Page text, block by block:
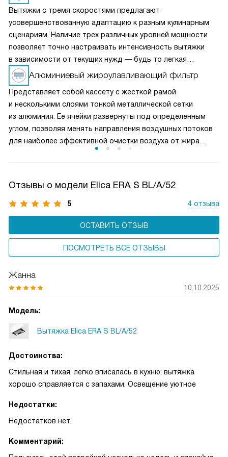
Вытяжки с тремя скоростями предлагают
усовершенствованную адаптацию к разным кулинарным
сценариям. Наличие трех различных уровней мощности
позволяет точно настраивать интенсивность вытяжки
в зависимости от текущих нужд — будь то легкая
вентиляция при медленном приготовлении или мощное
удаление пара и запахов при интенсивной жарке. Это
делает вытяжку универсальным решением для любых
кулинарных задач и сохраняет воздух на кухне свежим
и чистым.
Алюминиевый жироулавливающий фильтр
Представляет собой кассету с жесткой рамой
и несколькими слоями тонкой металлической сетки
из алюминия. Ее ячейки развернуты под определенным
углом, позволяя менять направления воздушных потоков
для наиболее эффективной очистки воздуха от жира
Отзывы о модели Elica ERA S BL/A/52
5 4 отзыва
ОСТАВИТЬ ОТЗЫВ
ПОСМОТРЕТЬ ВСЕ ОТЗЫВЫ
Жанна
10.10.2025
Модель:
Вытяжка Elica ERA S BL/A/52
Достоинства:
Стильная и тихая, легко вписалась в кухню; вытяжка
хорошо справляется с запахами. Освещение уютное
Недостатки:
Недостатков нет.
Комментарий: